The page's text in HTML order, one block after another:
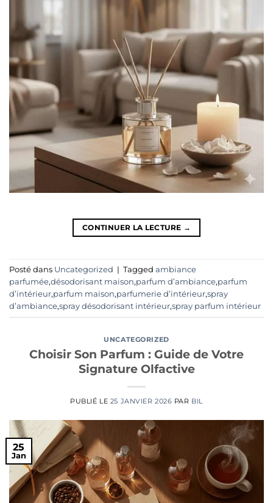
CONTINUER LA LECTURE →
Posté dans Uncategorized | Tagged ambiance
parfumée,désodorisant maison,parfum d’ambiance,parfum
d’intérieur,parfum maison,parfumerie d’intérieur,spray
d’ambiance,spray désodorisant intérieur,spray parfum intérieur
UNCATEGORIZED
Choisir Son Parfum : Guide de Votre
Signature Olfactive
PUBLIÉ LE 25 JANVIER 2026 PAR BIL
25
Jan